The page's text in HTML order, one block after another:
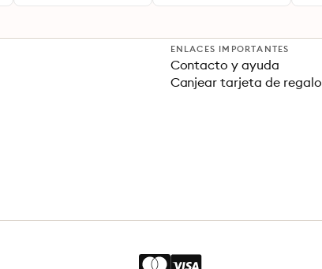
ENLACES IMPORTANTES
Contacto y ayuda
Canjear tarjeta de regalo